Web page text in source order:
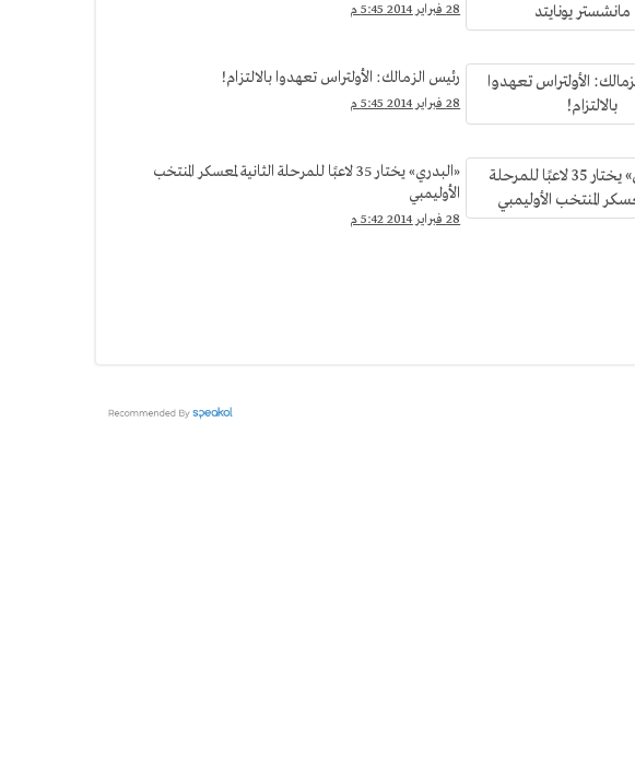
28 فبراير 2014 5:45 م
رئيس الزمالك: الأولتراس تعهدوا بالالتزام!
28 فبراير 2014 5:45 م
«البدري» يختار 35 لاعبًا للمرحلة الثانية لمعسكر المنتخب
الأوليمبي
28 فبراير 2014 5:42 م